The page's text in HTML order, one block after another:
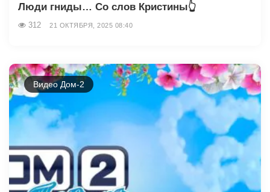
Люди гниды… Со слов Кристины👆
312 21 ОКТЯБРЯ, 2025 08:40
Видео Дом-2